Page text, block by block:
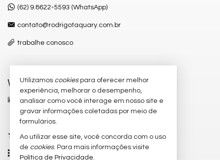
(62) 9.8622-5593 (WhatsApp)
contato@rodrigotaquary.com.br
trabalhe conosco
Veja Mais
receba nosso newsletter
cadastre seu imóvel
imóveis favoritos
mapa de imóveis
Utilizamos cookiespara oferecer melhor
experiência, melhorar o desempenho,
analisar como você interage em nosso site e
gravar informações coletadas por meio de
formulários.
Ao utilizar esse site, você concorda com o uso
de cookies. Para mais informações visite
Política de Privacidade.